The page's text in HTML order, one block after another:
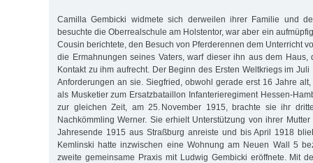
Camilla Gembicki widmete sich derweilen ihrer Familie und
besuchte die Oberrealschule am Holstentor, war aber ein
Cousin berichtete, den Besuch von Pferderennen dem Unterricht
die Ermahnungen seines Vaters, warf dieser ihn aus dem Haus,
Kontakt zu ihm aufrecht. Der Beginn des Ersten Weltkriegs im
Anforderungen an sie. Siegfried, obwohl gerade erst 16 Jahre
als Musketier zum Ersatzbataillon Infanterieregiment Hessen-
zur gleichen Zeit, am 25. November 1915, brachte sie ihr
Nachkömmling Werner. Sie erhielt Unterstützung von ihrer
Jahresende 1915 aus Straßburg anreiste und bis April 1918
Kemlinski hatte inzwischen eine Wohnung am Neuen Wall 5
zweite gemeinsame Praxis mit Ludwig Gembicki eröffnete. Mit